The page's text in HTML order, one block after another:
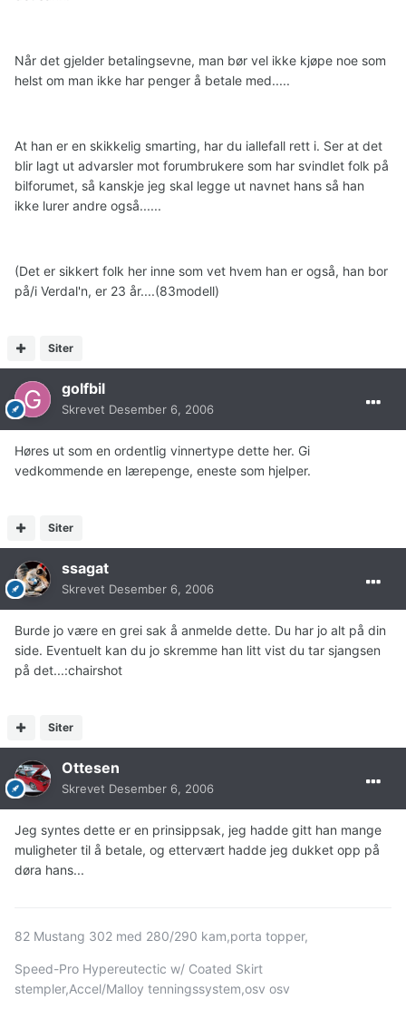
Når det gjelder betalingsevne, man bør vel ikke kjøpe noe som
helst om man ikke har penger å betale med.....
At han er en skikkelig smarting, har du iallefall rett i. Ser at det
blir lagt ut advarsler mot forumbrukere som har svindlet folk på
bilforumet, så kanskje jeg skal legge ut navnet hans så han
ikke lurer andre også......
(Det er sikkert folk her inne som vet hvem han er også, han bor
på/i Verdal'n, er 23 år....(83modell)
Siter
golfbil
Skrevet Desember 6, 2006
Høres ut som en ordentlig vinnertype dette her. Gi
vedkommende en lærepenge, eneste som hjelper.
Siter
ssagat
Skrevet Desember 6, 2006
Burde jo være en grei sak å anmelde dette. Du har jo alt på din
side. Eventuelt kan du jo skremme han litt vist du tar sjangsen
på det...:chairshot
Siter
Ottesen
Skrevet Desember 6, 2006
Jeg syntes dette er en prinsippsak, jeg hadde gitt han mange
muligheter til å betale, og ettervært hadde jeg dukket opp på
døra hans...
82 Mustang 302 med 280/290 kam,porta topper,
Speed-Pro Hypereutectic w/ Coated Skirt
stempler,Accel/Malloy tenningssystem,osv osv